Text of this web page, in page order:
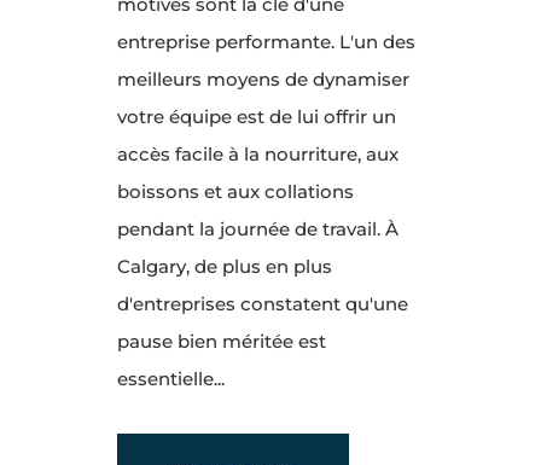
entreprise performante. L'un des
meilleurs moyens de dynamiser
votre équipe est de lui offrir un
accès facile à la nourriture, aux
boissons et aux collations
pendant la journée de travail. À
Calgary, de plus en plus
d'entreprises constatent qu'une
pause bien méritée est
essentielle...